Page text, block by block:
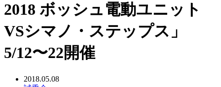
2018 ボッシュ電動ユニット
VSシマノ・ステップス」
5/12〜22開催
2018.05.08